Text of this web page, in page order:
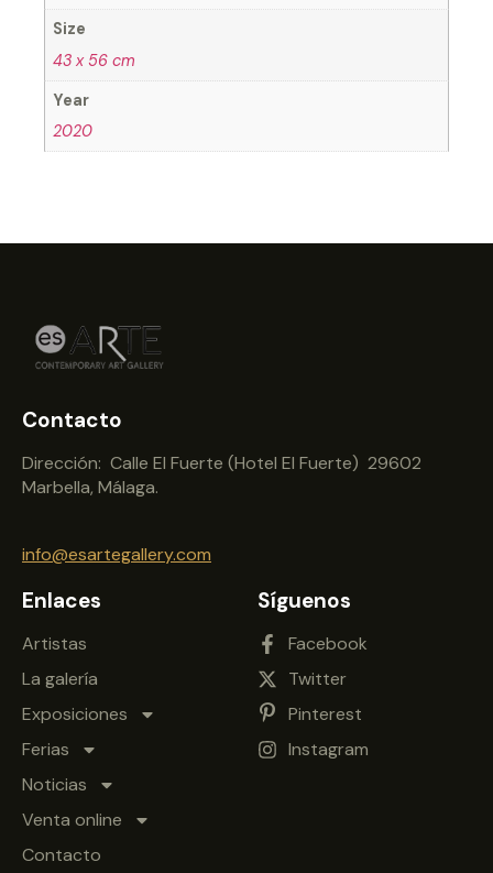
Size
43 x 56 cm
Year
2020
Contacto
Dirección: Calle El Fuerte (Hotel El Fuerte) 29602
Marbella, Málaga.
info@esartegallery.com
Enlaces
Artistas
La galería
Exposiciones
Ferias
Noticias
Venta online
Contacto
Síguenos
Facebook
Twitter
Pinterest
Instagram